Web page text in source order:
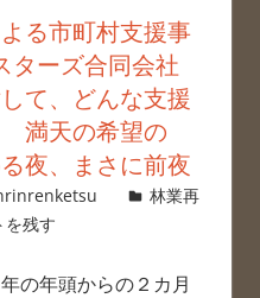
る市町村支援事
ーズ合同会社
て、どんな支援
満天の希望の
夜、まさに前夜
林業再
を残す
の年頭からの２カ月